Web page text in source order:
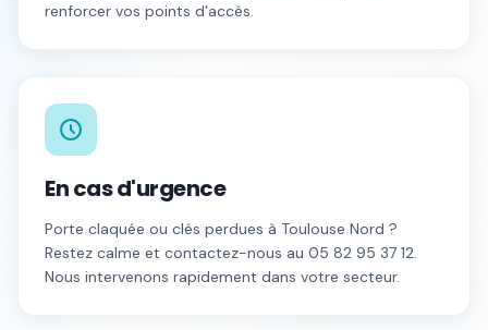
renforcer vos points d'accès.
En cas d'urgence
Porte claquée ou clés perdues à Toulouse Nord ?
Restez calme et contactez-nous au 05 82 95 37 12.
Nous intervenons rapidement dans votre secteur.